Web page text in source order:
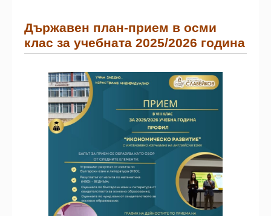
Държавен план-прием в осми
клас за учебната 2025/2026 година